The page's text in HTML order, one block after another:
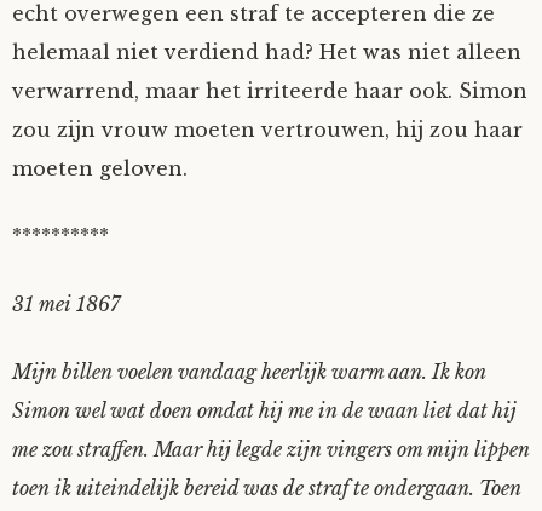
echt overwegen een straf te accepteren die ze
helemaal niet verdiend had? Het was niet alleen
verwarrend, maar het irriteerde haar ook. Simon
zou zijn vrouw moeten vertrouwen, hij zou haar
moeten geloven.
**********
31 mei 1867
Mijn billen voelen vandaag heerlijk warm aan. Ik kon
Simon wel wat doen omdat hij me in de waan liet dat hij
me zou straffen. Maar hij legde zijn vingers om mijn lippen
toen ik uiteindelijk bereid was de straf te ondergaan. Toen